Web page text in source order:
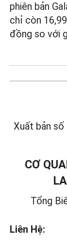
phiên bản
chỉ còn
đồng so với
Xuất bản
CƠ
Tổng
Liên Hệ: